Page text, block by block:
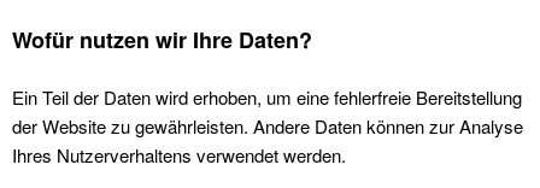
Wofür nutzen wir Ihre Daten?
Ein Teil der Daten wird erhoben, um eine fehlerfreie Bereitstellung
der Website zu gewährleisten. Andere Daten können zur Analyse
Ihres Nutzerverhaltens verwendet werden.